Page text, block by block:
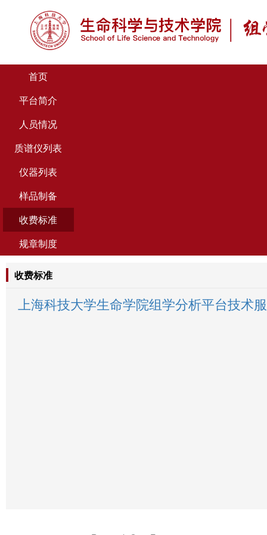
首页
平台简介
人员情况
质谱仪列表
仪器列表
样品制备
收费标准
规章制度
收费标准
上海科技大学生命学院组学分析平台技术